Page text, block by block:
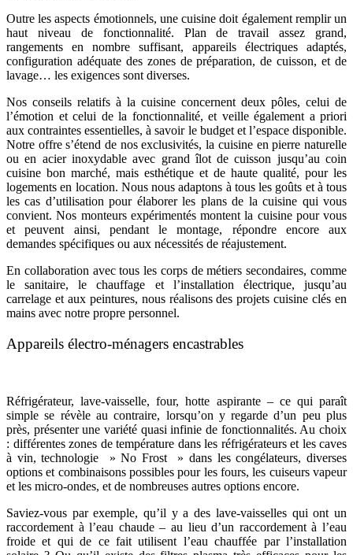
Outre les aspects émotionnels, une cuisine doit également remplir un
haut niveau de fonctionnalité. Plan de travail assez grand,
rangements en nombre suffisant, appareils électriques adaptés,
configuration adéquate des zones de préparation, de cuisson, et de
lavage… les exigences sont diverses.
Nos conseils relatifs à la cuisine concernent deux pôles, celui de
l’émotion et celui de la fonctionnalité, et veille également a priori
aux contraintes essentielles, à savoir le budget et l’espace disponible.
Notre offre s’étend de nos exclusivités, la cuisine en pierre naturelle
ou en acier inoxydable avec grand îlot de cuisson jusqu’au coin
cuisine bon marché, mais esthétique et de haute qualité, pour les
logements en location. Nous nous adaptons à tous les goûts et à tous
les cas d’utilisation pour élaborer les plans de la cuisine qui vous
convient. Nos monteurs expérimentés montent la cuisine pour vous
et peuvent ainsi, pendant le montage, répondre encore aux
demandes spécifiques ou aux nécessités de réajustement.
En collaboration avec tous les corps de métiers secondaires, comme
le sanitaire, le chauffage et l’installation électrique, jusqu’au
carrelage et aux peintures, nous réalisons des projets cuisine clés en
mains avec notre propre personnel.
Appareils électro-ménagers encastrables
Réfrigérateur, lave-vaisselle, four, hotte aspirante – ce qui paraît
simple se révèle au contraire, lorsqu’on y regarde d’un peu plus
près, présenter une variété quasi infinie de fonctionnalités. Au choix
: différentes zones de température dans les réfrigérateurs et les caves
à vin, technologie » No Frost » dans les congélateurs, diverses
options et combinaisons possibles pour les fours, les cuiseurs vapeur
et les micro-ondes, et de nombreuses autres options encore.
Saviez-vous par exemple, qu’il y a des lave-vaisselles qui ont un
raccordement à l’eau chaude – au lieu d’un raccordement à l’eau
froide et qui de ce fait utilisent l’eau chauffée par l’installation